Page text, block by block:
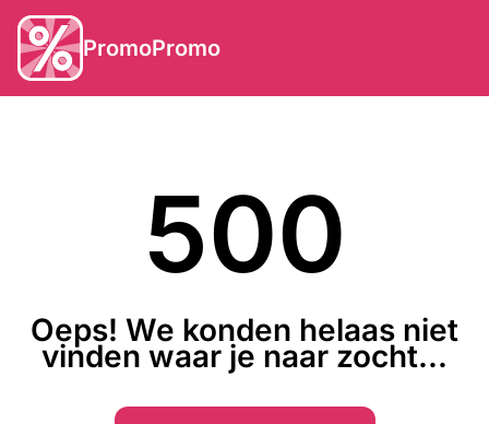
PromoPromo
500
Oeps! We konden helaas niet
vinden waar je naar zocht...